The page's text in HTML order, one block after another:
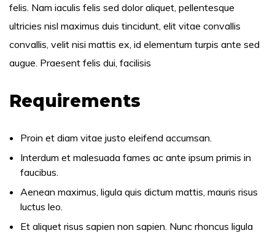
felis. Nam iaculis felis sed dolor aliquet, pellentesque
ultricies nisl maximus duis tincidunt, elit vitae convallis
convallis, velit nisi mattis ex, id elementum turpis ante sed
augue. Praesent felis dui, facilisis
Requirements
Proin et diam vitae justo eleifend accumsan.
Interdum et malesuada fames ac ante ipsum primis in
faucibus.
Aenean maximus, ligula quis dictum mattis, mauris risus
luctus leo.
Et aliquet risus sapien non sapien. Nunc rhoncus ligula